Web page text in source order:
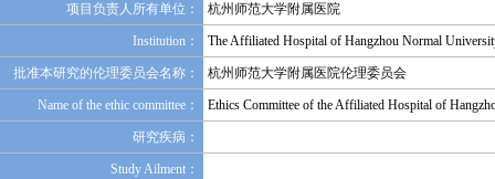
项目负责人所有单位： 杭州师范大学附属医院
Institution： The Affiliated Hospital of Hangzhou Normal
批准本研究的伦理委员会名称： 杭州师范大学附属医院伦理委员会
Name of the ethic committee： Ethics Committee of the Affiliated Hospital of
研究疾病：
Study Ailment：